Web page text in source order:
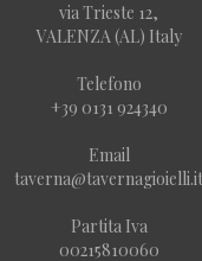
via Trieste 12,
VALENZA (AL) Italy
Telefono
+39 0131 924340
Email
taverna@tavernagioielli.it
Partita Iva
00215810060